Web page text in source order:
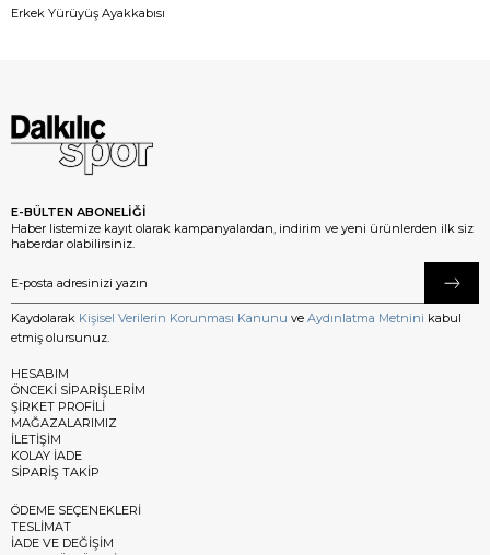
Erkek Yürüyüş Ayakkabısı
E-BÜLTEN ABONELİĞİ
Haber listemize kayıt olarak kampanyalardan, indirim ve yeni ürünlerden ilk siz
haberdar olabilirsiniz.
Kaydolarak Kişisel Verilerin Korunması Kanunu ve Aydınlatma Metnini kabul
etmiş olursunuz.
HESABIM
ÖNCEKİ SİPARİŞLERİM
ŞİRKET PROFİLİ
MAĞAZALARIMIZ
İLETİŞİM
KOLAY İADE
SİPARİŞ TAKİP
ÖDEME SEÇENEKLERİ
TESLİMAT
İADE VE DEĞİŞİM